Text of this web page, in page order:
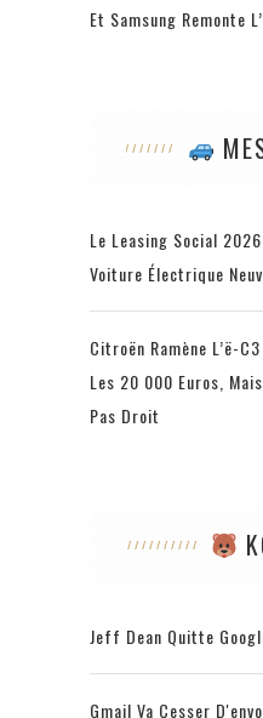
Et Samsung Remonte
Le Leasing Social
Voiture Électrique
Citroën Ramène L’ë-
Les 20 000 Euros,
Pas Droit
Jeff Dean Quitte
Gmail Va Cesser